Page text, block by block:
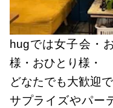
hugでは女子会・
様・おひとり様・
どなたでも大歓迎
サプライズやパー